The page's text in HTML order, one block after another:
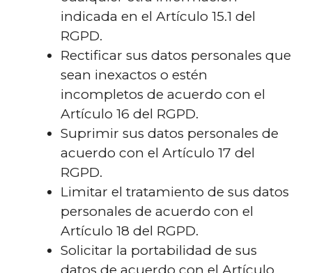
indicada en el Artículo 15.1 del
RGPD.
Rectificar sus datos personales que
sean inexactos o estén
incompletos de acuerdo con el
Artículo 16 del RGPD.
Suprimir sus datos personales de
acuerdo con el Artículo 17 del
RGPD.
Limitar el tratamiento de sus datos
personales de acuerdo con el
Artículo 18 del RGPD.
Solicitar la portabilidad de sus